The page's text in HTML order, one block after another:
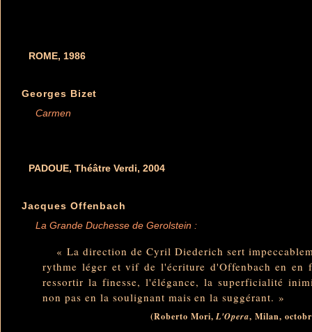
ROME, 1986
Georges Bizet
Carmen
PADOUE, Théâtre Verdi, 2004
Jacques Offenbach
La Grande Duchesse de Gerolstein :
« La direction de Cyril Diederich sert
rythme léger et vif de l'écriture d'Offenbach en en
ressortir la finesse, l'élégance, la superficialité
non pas en la soulignant mais en la suggérant. »
(Roberto Mori,L'Opera, Milan,